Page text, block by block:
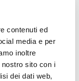
contenuti ed
media e per
inoltre
sito con i
dei dati web,